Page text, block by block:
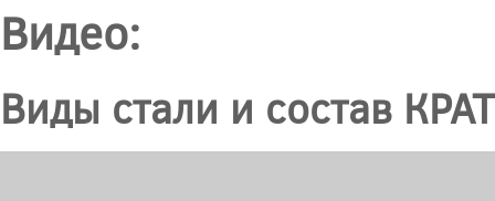
Видео:
Виды стали и состав